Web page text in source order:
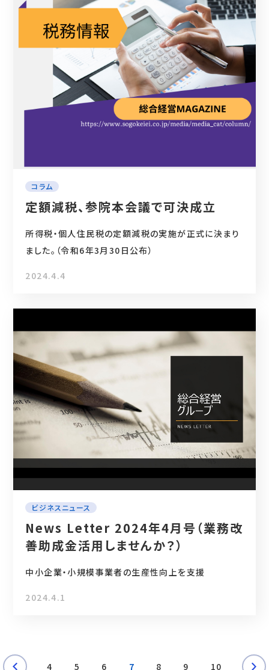
コラム
定額減税、参院本会議で可決成立
所得税・個人住民税の定額減税の実施が正式に決まり
ました。（令和6年3月30日公布）
2024.4.4
ビジネスニュース
News Letter 2024年4月号（業務改
善助成金活用しませんか？）
中小企業・小規模事業者の生産性向上を支援
2024.4.1
4 5 6 7 8 9 10